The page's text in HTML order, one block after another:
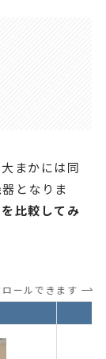
まかには同
となりま
比較してみ
ロールできます